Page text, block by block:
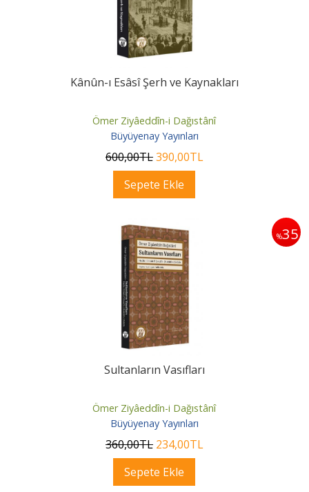
Kânûn-ı Esâsî Şerh ve Kaynakları
Ömer Ziyâeddîn-i Dağıstânî
Büyüyenay Yayınları
600,00TL390,00TL
Sepete Ekle
%35
Sultanların Vasıfları
Ömer Ziyâeddîn-i Dağıstânî
Büyüyenay Yayınları
360,00TL 234,00TL
Sepete Ekle